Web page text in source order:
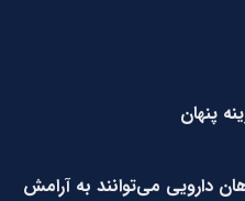
پنهان
دارویی می‌توانند به آرامش